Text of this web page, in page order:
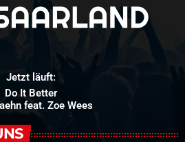
Jetzt läuft:
Do It Better
feat. Zoe Wees